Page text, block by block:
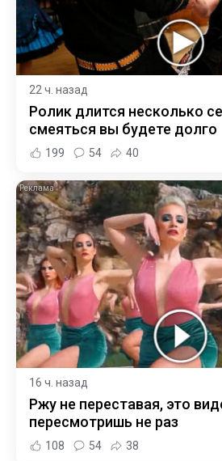
22 ч. назад
Ролик длится несколько
смеяться вы будете долго
199 54 40
16 ч. назад
Ржу не переставая, это
пересмотришь не раз
108 54 38